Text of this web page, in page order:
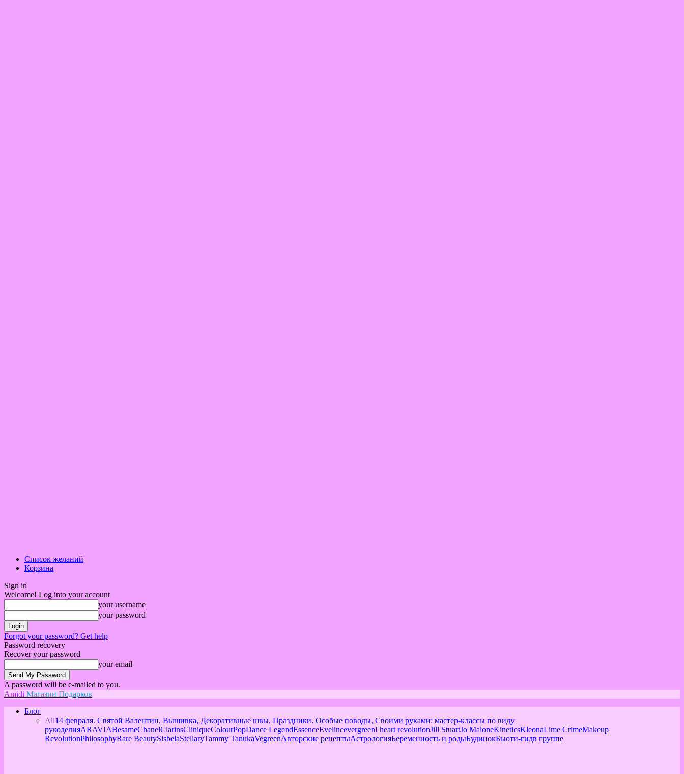
Список желаний
Корзина
Sign in
Welcome! Log into your account
your username
your password
Forgot your password? Get help
Password recovery
Recover your password
your email
A password will be e-mailed to you.
Amidi Магазин Подарков
Блог
All14 февраля. Святой Валентин, Вышивка, Декоративные швы, Праздники. Особые поводы, Своими руками: мастер-классы по виду
рукоделияARAVIABesameChanelClarinsCliniqueColourPopDance LegendEssenceEvelineevergreenI heart revolutionJill StuartJo MaloneKineticsKleonaLime CrimeMakeup
RevolutionPhilosophyRare BeautySisbelaStellaryTammy TanukaVegreenАвторские рецептыАстрологияБеременность и родыБудинокБьюти-гидв группе